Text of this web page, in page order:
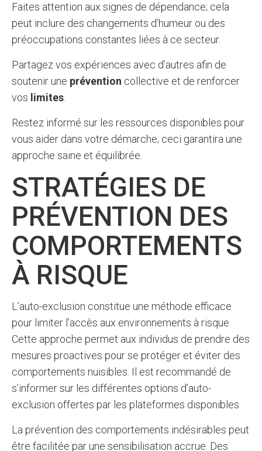
Faites attention aux signes de dépendance; cela
peut inclure des changements d’humeur ou des
préoccupations constantes liées à ce secteur.
Partagez vos expériences avec d’autres afin de
soutenir une prévention collective et de renforcer
vos limites
Restez informé sur les ressources disponibles pour
vous aider dans votre démarche; ceci garantira une
approche saine et équilibrée.
STRATÉGIES DE
PRÉVENTION DES
COMPORTEMENTS
À RISQUE
L’auto-exclusion constitue une méthode efficace
pour limiter l’accès aux environnements à risque.
Cette approche permet aux individus de prendre des
mesures proactives pour se protéger et éviter des
comportements nuisibles. Il est recommandé de
s’informer sur les différentes options d’auto-
exclusion offertes par les plateformes disponibles.
La prévention des comportements indésirables peut
être facilitée par une sensibilisation accrue. Des